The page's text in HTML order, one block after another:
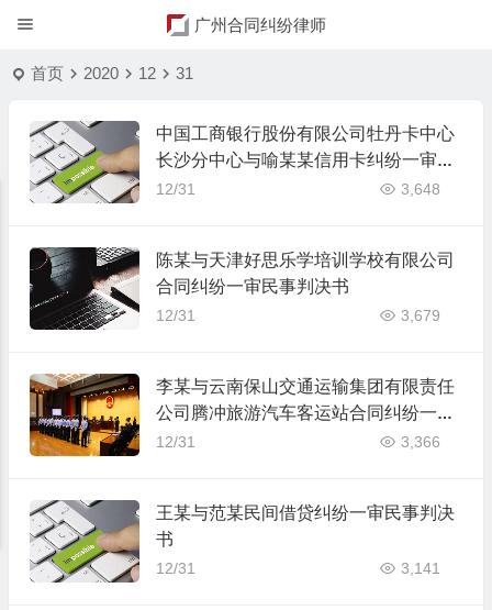
广州合同纠纷律师
首页 2020 12 31
中国工商银行股份有限公司牡丹卡中心
长沙分中心与喻某某信用卡纠纷一审民
事判决书
12/31 3,648
陈某与天津好思乐学培训学校有限公司
合同纠纷一审民事判决书
12/31 3,679
李某与云南保山交通运输集团有限责任
公司腾冲旅游汽车客运站合同纠纷一审
民事判决书
12/31 3,366
王某与范某民间借贷纠纷一审民事判决
书
12/31 3,141